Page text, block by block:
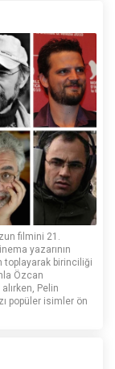
filmini 21.
yazarının
toplayarak birinciliği
Özcan
Pelin
popüler isimler ön